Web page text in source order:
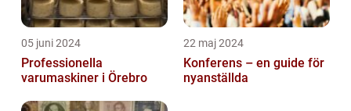
05 juni 2024
Professionella
varumaskiner i Örebro
22 maj 2024
Konferens – en guide för
nyanställda